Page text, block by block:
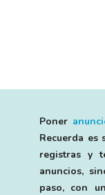
Poner
Recuerda es
registras y
anuncios,
paso, con